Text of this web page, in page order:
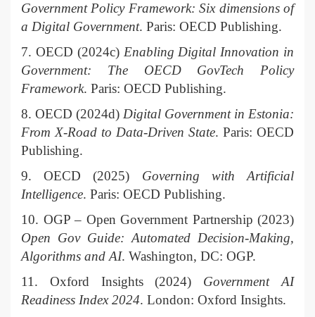
Government Policy Framework: Six dimensions of
a Digital Government. Paris: OECD Publishing.
7. OECD (2024c) Enabling Digital Innovation in
Government: The OECD GovTech Policy
Framework. Paris: OECD Publishing.
8. OECD (2024d) Digital Government in Estonia:
From X-Road to Data-Driven State. Paris: OECD
Publishing.
9. OECD (2025) Governing with Artificial
Intelligence. Paris: OECD Publishing.
10. OGP – Open Government Partnership (2023)
Open Gov Guide: Automated Decision-Making,
Algorithms and AI. Washington, DC: OGP.
11. Oxford Insights (2024) Government AI
Readiness Index 2024. London: Oxford Insights.